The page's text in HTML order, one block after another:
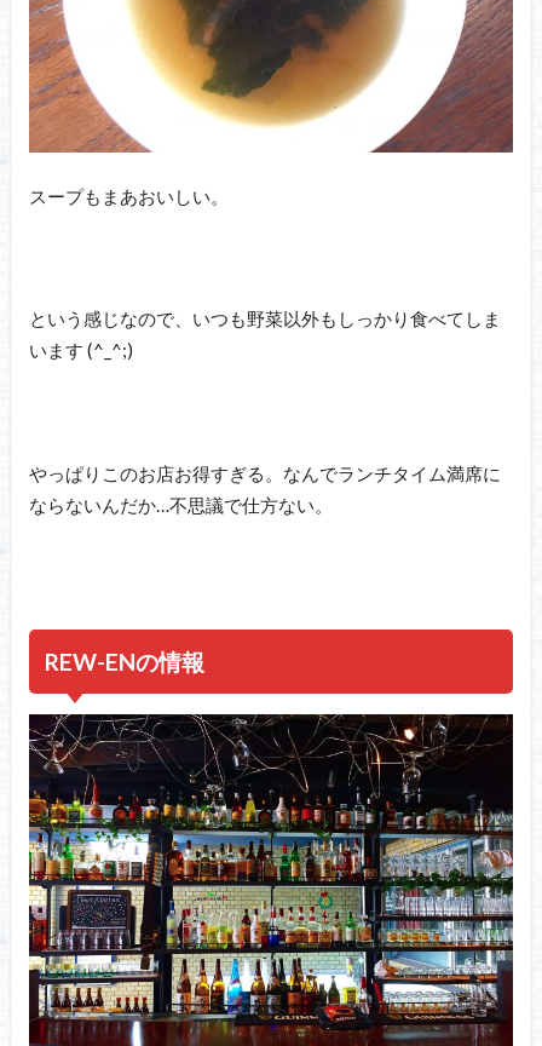
スープもまあおいしい。
という感じなので、いつも野菜以外もしっかり食べてしま
います (^_^;)
やっぱりこのお店お得すぎる。なんでランチタイム満席に
ならないんだか…不思議で仕方ない。
REW-ENの情報